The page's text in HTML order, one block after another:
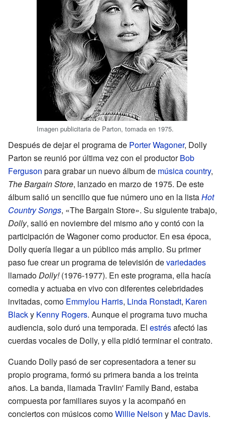
Imagen publicitaria de Parton, tomada en 1975.
Después de dejar el programa de Porter Wagoner, Dolly
Parton se reunió por última vez con el productorBob
Ferguson para grabar un nuevo álbum de música country,
The Bargain Store, lanzado en marzo de 1975. De este
álbum salió un sencillo que fue número uno en la listaHot
Country Songs, «The Bargain Store». Su siguiente trabajo,
Dolly, salió en noviembre del mismo año y contó con la
participación de Wagoner como productor. En esa época,
Dolly quería llegar a un público más amplio. Su primer
paso fue crear un programa de televisión devariedades
llamado Dolly!(1976-1977). En este programa, ella hacía
comedia y actuaba en vivo con diferentes celebridades
invitadas, como Emmylou Harris, Linda Ronstadt, Karen
Blacky Kenny Rogers. Aunque el programa tuvo mucha
audiencia, solo duró una temporada. El estrésafectó las
cuerdas vocales de Dolly, y ella pidió terminar el contrato.
Cuando Dolly pasó de ser copresentadora a tener su
propio programa, formó su primera banda a los treinta
años. La banda, llamada Travlin' Family Band, estaba
compuesta por familiares suyos y la acompañó en
conciertos con músicos comoWillie Nelson y Mac Davis.